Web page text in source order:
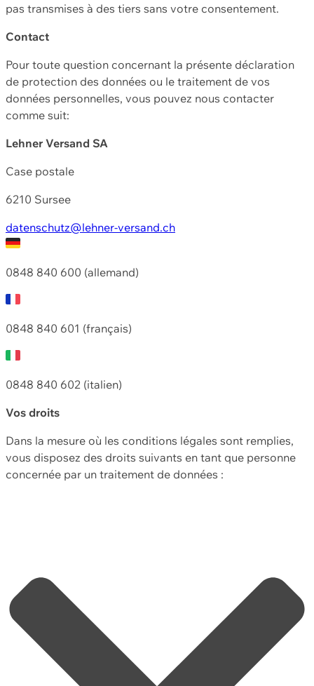
pas transmises à des tiers sans votre consentement.
Contact
Pour toute question concernant la présente déclaration
de protection des données ou le traitement de vos
données personnelles, vous pouvez nous contacter
comme suit:
Lehner Versand SA
Case postale
6210 Sursee
datenschutz@lehner-versand.ch
0848 840 600 (allemand)
0848 840 601 (français)
0848 840 602 (italien)
Vos droits
Dans la mesure où les conditions légales sont remplies,
vous disposez des droits suivants en tant que personne
concernée par un traitement de données :